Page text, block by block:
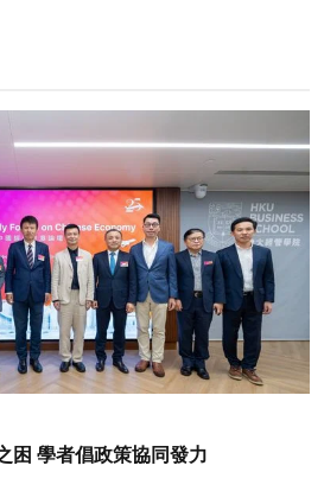
困 學者倡政策協同發力